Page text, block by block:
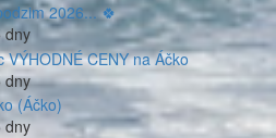
2026... 🍀
dny
VÝHODNÉ CENY na Áčko
dny
(Áčko)
dny